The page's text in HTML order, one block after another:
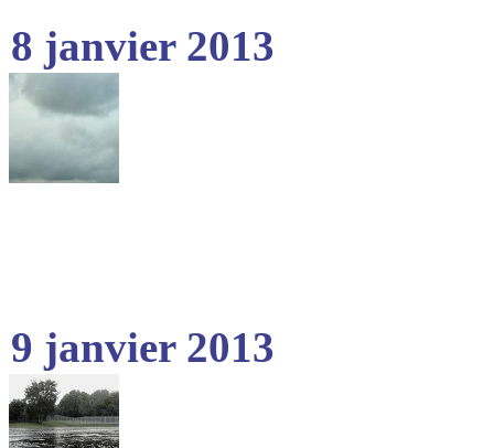
8 janvier 2013
9 janvier 2013